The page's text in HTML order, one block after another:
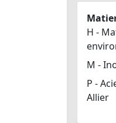
H -
M -
P -
Allier